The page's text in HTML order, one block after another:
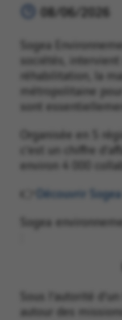
08/06/2026
Sogea
sociétés,
réhabilitation, la
métropolitaine
sont
Organisée en 5
c’est un chiffre
environ 4 000
Découvrir
Sogea
Sous l’autorité
autour des